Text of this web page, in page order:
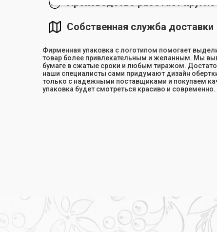
Производство работает
Собственная служба доставки
Фирменная упаковка с логотипом помогает
товар более привлекательным и желанным. Мы
бумаге в сжатые сроки и любым тиражом.
наши специалисты сами придумают дизайн
только с надежными поставщиками и покупаем
упаковка будет смотреться красиво и современно.
Печать упаковки в типографии